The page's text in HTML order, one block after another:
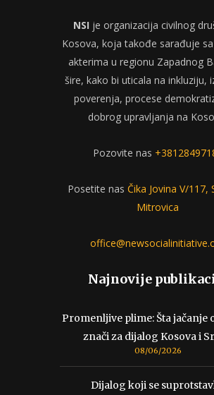
NSI je organizacija civilnog
Kosova, koja takođe sarađuje
akterima u regionu Zapadnog
šire, kako bi uticala na inkluziju,
poverenja, procese
dobrog upravljanja na
Pozovite nas
Posetite nas Čika Jovina V/117,
Mitrovica
Najnovije
Promenljive plime: Šta jačanje
znači za dijalog Kosova i
08/06/2026
Dijalog koji se